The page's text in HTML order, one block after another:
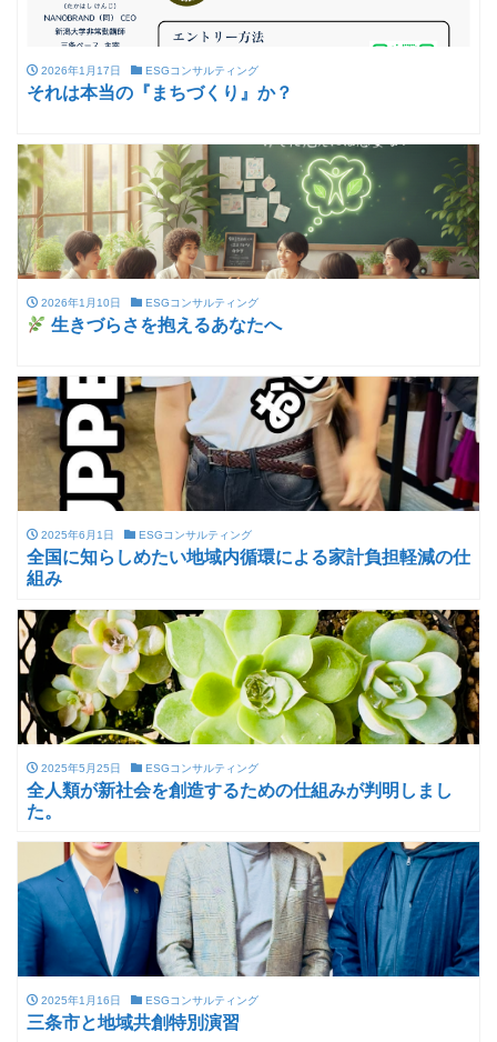
2026年1月17日 ESGコンサルティング
それは本当の『まちづくり』か？
2026年1月10日 ESGコンサルティング
生きづらさを抱えるあなたへ
2025年6月1日 ESGコンサルティング
全国に知らしめたい地域内循環による家計負担軽減の仕
組み
2025年5月25日 ESGコンサルティング
全人類が新社会を創造するための仕組みが判明しまし
た。
2025年1月16日 ESGコンサルティング
三条市と地域共創特別演習